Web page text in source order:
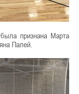
признана Марта
Палей.